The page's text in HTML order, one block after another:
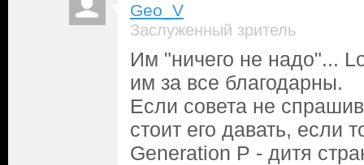
Geo_V
Заслуженный зритель
Им "ничего не надо"...
им за все благодарны.
Если совета не
стоит его давать, если
Generation P - дитя